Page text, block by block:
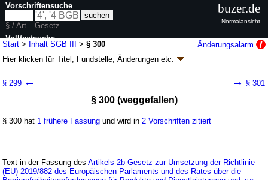
Start > Inhalt SGB III >§ 300
Änderungsalarm
Hier klicken fürTitel, Fundstelle, Änderungen etc.
- Arbeitsförderung - (SGB III)
Artikel 1 G. v. 24.03.1997BGBl. I S. 594 , 595; zuletzt geändert durch
Geltung ab 01.01.1998; FNA: 860-3Sozialgesetzbuch
Siebtes Kapitel Weitere Aufgaben der Bundesagentur
Zweiter Abschnitt Erteilung von Genehmigungen und
§ 299 ← → § 301
§ 300 (weggefallen)
§ 300 hat 1 frühere Fassung und wird in 2 Vorschriften zitiert
Text in der Fassung desArtikels 2b Gesetz zur Umsetzung der Richtlinie
(EU) 2019/882 des Europäischen Parlaments und des Rates über die
Vorschriftensuche
§ / Art.
Gesetz
Volltextsuche
nur in SGB III
buzer.de
Normalansicht